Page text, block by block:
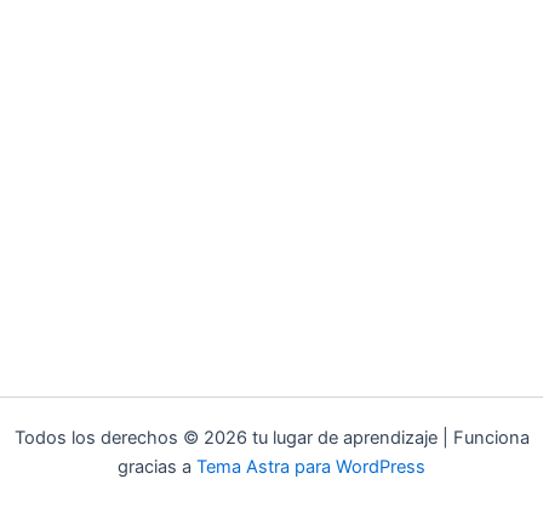
Todos los derechos © 2026 tu lugar de aprendizaje | Funciona
gracias a Tema Astra para WordPress